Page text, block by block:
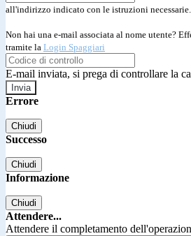
all'indirizzo indicato con le istruzioni necessarie.
Non hai una e-mail associata al nome utente?
tramite la Login Spaggiari
E-mail inviata, si prega di controllare la
Errore
Chiudi
Successo
Chiudi
Informazione
Chiudi
Attendere...
Attendere il completamento